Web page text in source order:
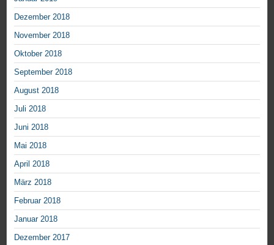
Dezember 2018
November 2018
Oktober 2018
September 2018
August 2018
Juli 2018
Juni 2018
Mai 2018
April 2018
März 2018
Februar 2018
Januar 2018
Dezember 2017